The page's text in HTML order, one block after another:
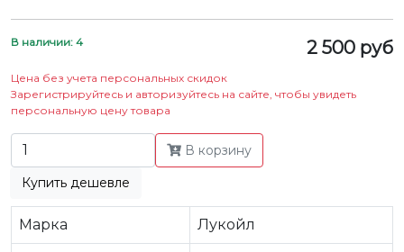
В наличии: 4 2 500 руб
Цена без учета персональных скидок
Зарегистрируйтесь и авторизуйтесь на сайте, чтобы увидеть
персональную цену товара
В корзину
Купить дешевле
Марка Лукойл